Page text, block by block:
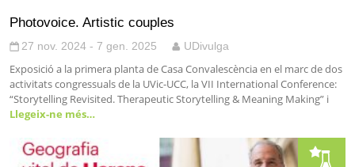
Photovoice. Artistic couples
27 nov. 2024 - 7 gen. 2025 UDivulga
Exposició a la primera planta de Casa Convalescència en el marc de dos
activitats congressuals de la UVic-UCC, la VII International Conference:
“Storytelling Revisited. Therapeutic Storytelling & Meaning Making” i
Llegeix-ne més…